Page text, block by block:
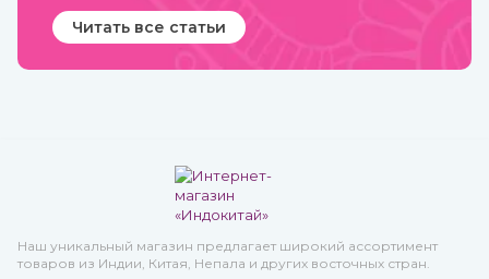
Читать все статьи
Наш уникальный магазин предлагает широкий ассортимент
товаров из Индии, Китая, Непала и других восточных стран.